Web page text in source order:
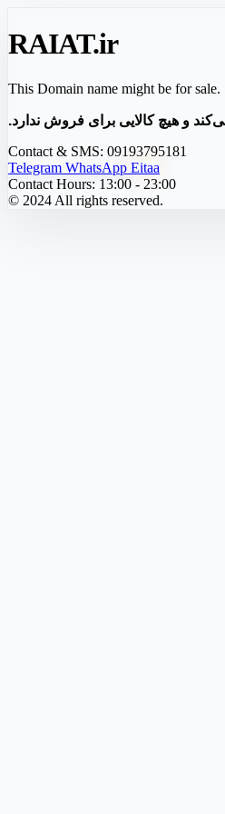
RAIAT.ir
This Domain name might be for sale.
و هیچ کالایی برای فروش ندارد.
Contact & SMS: 09193795181
Telegram WhatsApp Eitaa
Contact Hours: 13:00 - 23:00
© 2024 All rights reserved.